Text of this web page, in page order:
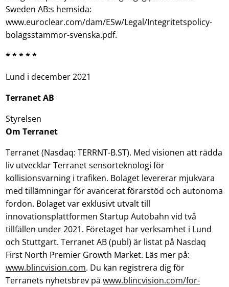
Sweden AB:s hemsida:
www.euroclear.com/dam/ESw/Legal/Integritetspolicy-
bolagsstammor-svenska.pdf.
* * * * *
Lund i december 2021
Terranet AB
Styrelsen
Om Terranet
Terranet (Nasdaq: TERRNT-B.ST). Med visionen att rädda
liv utvecklar Terranet sensorteknologi för
kollisionsvarning i trafiken. Bolaget levererar mjukvara
med tillämningar för avancerat förarstöd och autonoma
fordon. Bolaget var exklusivt utvalt till
innovationsplattformen Startup Autobahn vid två
tillfällen under 2021. Företaget har verksamhet i Lund
och Stuttgart. Terranet AB (publ) är listat på Nasdaq
First North Premier Growth Market. Läs mer på:
www.blincvision.com. Du kan registrera dig för
Terranets nyhetsbrev påwww.blincvision.com/for-